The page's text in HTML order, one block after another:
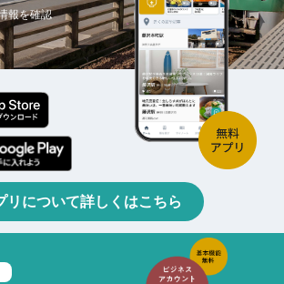
報を確認
リについて詳しくはこちら